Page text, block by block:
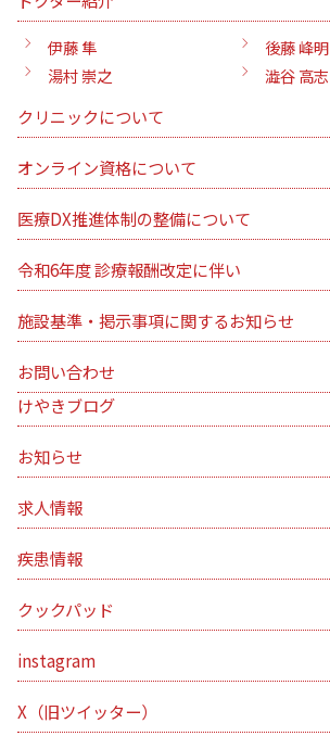
伊藤 隼
後藤 峰明
湯村 崇之
澁谷 高志
クリニックについて
オンライン資格について
医療DX推進体制の整備について
令和6年度 診療報酬改定に伴い
施設基準・掲示事項に関するお知らせ
お問い合わせ
けやきブログ
お知らせ
求人情報
疾患情報
クックパッド
instagram
X（旧ツイッター）